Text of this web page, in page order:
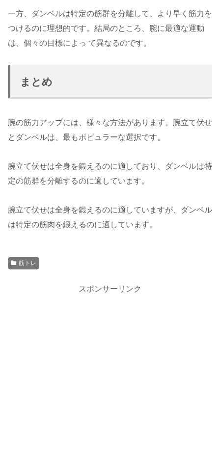
一方、ダンベルは特定の筋群を分離して、より早く筋力を
つけるのに理想的です。結局のところ、腕に最適な運動
は、個々の目標によっ て異なるのです。
まとめ
腕の筋力アップには、様々な方法があります。腕立て伏せ
とダンベルは、最もポピュラーな選択です。
腕立て伏せは全身を鍛えるのに適しており、ダンベルは特
定の筋群を分離するのに適しています。
腕立て伏せは全身を鍛えるのに適していますが、ダンベル
は特定の筋肉を鍛えるのに適しています。
筋トレ
スポンサーリンク